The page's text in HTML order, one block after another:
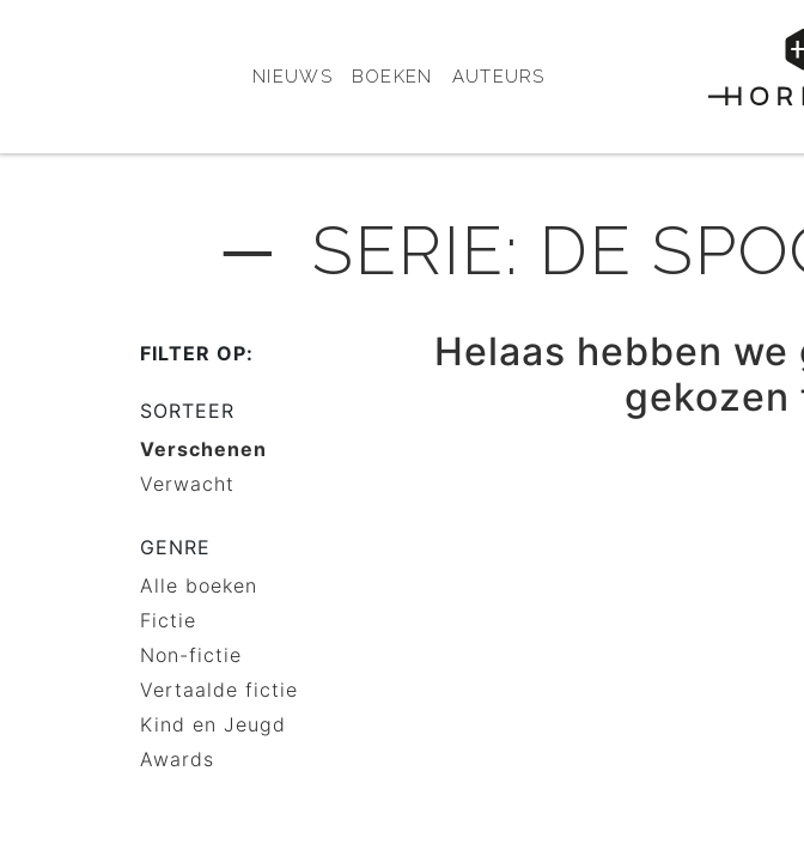
NIEUWS BOEKEN AUTEURS
─ SERIE: DE
FILTER OP:
SORTEER
Verschenen
Verwacht
GENRE
Alle boeken
Fictie
Non-fictie
Vertaalde fictie
Kind en Jeugd
Awards
Helaas hebben